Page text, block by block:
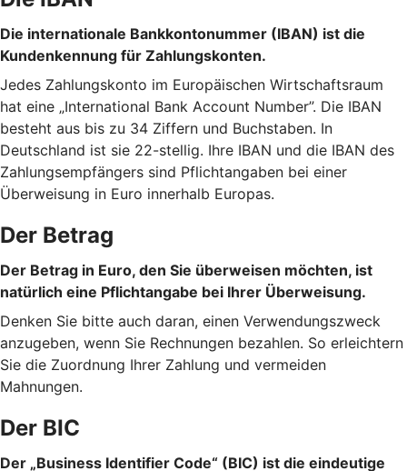
Die internationale Bankkontonummer (IBAN) ist die
Kundenkennung für Zahlungskonten.
Jedes Zahlungskonto im Europäischen Wirtschaftsraum
hat eine „International Bank Account Number”. Die IBAN
besteht aus bis zu 34 Ziffern und Buchstaben. In
Deutschland ist sie 22-stellig. Ihre IBAN und die IBAN des
Zahlungsempfängers sind Pflichtangaben bei einer
Überweisung in Euro innerhalb Europas.
Der Betrag
Der Betrag in Euro, den Sie überweisen möchten, ist
natürlich eine Pflichtangabe bei Ihrer Überweisung.
Denken Sie bitte auch daran, einen Verwendungszweck
anzugeben, wenn Sie Rechnungen bezahlen. So erleichtern
Sie die Zuordnung Ihrer Zahlung und vermeiden
Mahnungen.
Der BIC
Der „Business Identifier Code“ (BIC) ist die eindeutige